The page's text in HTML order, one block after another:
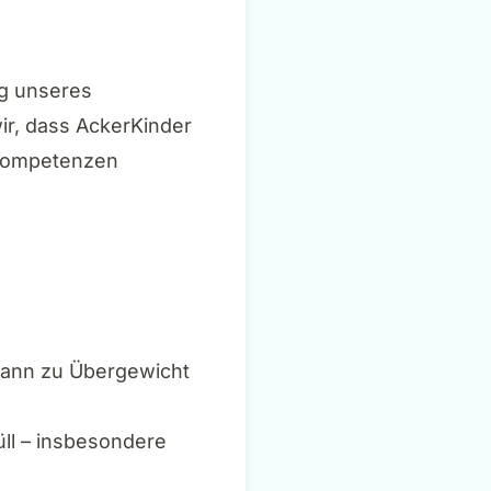
unseres
dass AckerKinder
zu Übergewicht
– insbesondere